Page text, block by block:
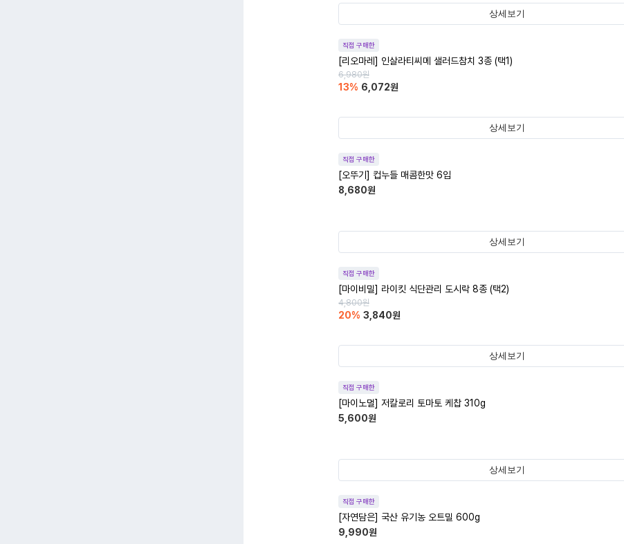
상세보기
직접 구매한
[리오마레] 인살라티씨메 샐러드참치 3종 (택1)
6,980원
13% 6,072원
상세보기
직접 구매한
[오뚜기] 컵누들 매콤한맛 6입
8,680원
상세보기
직접 구매한
[마이비밀] 라이킷 식단관리 도시락 8종 (택2)
4,800원
20% 3,840원
상세보기
직접 구매한
[마이노멀] 저칼로리 토마토 케찹 310g
5,600원
상세보기
직접 구매한
[자연담은] 국산 유기농 오트밀 600g
9,990원